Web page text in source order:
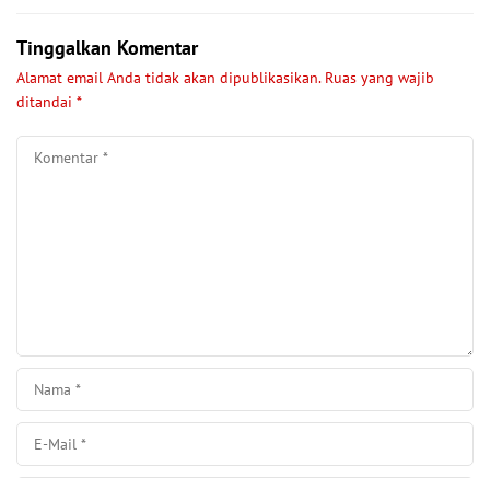
Tinggalkan Komentar
Alamat email Anda tidak akan dipublikasikan. Ruas yang wajib
ditandai *